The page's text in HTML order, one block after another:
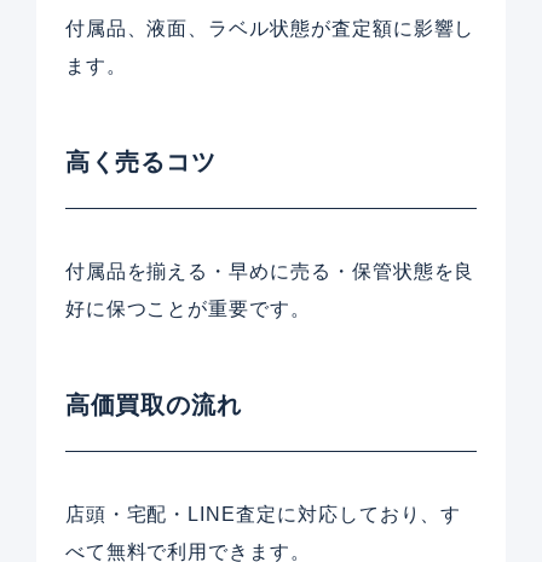
付属品、液面、ラベル状態が査定額に影響し
ます。
高く売るコツ
付属品を揃える・早めに売る・保管状態を良
好に保つことが重要です。
高価買取の流れ
店頭・宅配・LINE査定に対応しており、す
べて無料で利用できます。